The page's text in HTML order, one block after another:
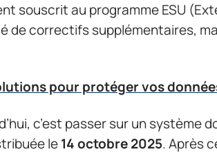
souscrit au programme ESU
de correctifs supplémentaires,
pour protéger vos
c’est passer sur un système
le14 octobre 2025. Après